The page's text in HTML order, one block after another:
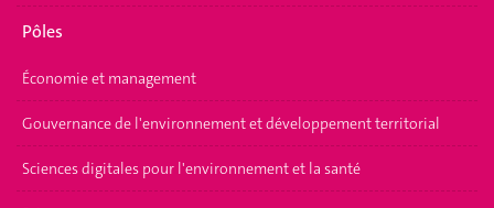
Pôles
Économie et management
Gouvernance de l'environnement et développement territorial
Sciences digitales pour l'environnement et la santé